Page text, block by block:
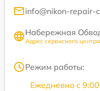
info@nikon-repair-
Набережная
Адрес сервисного
Режим работы:
Ежедневно с